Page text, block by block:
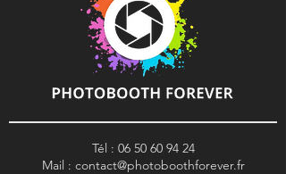
Tél : 06 50 60 94 24
Mail : contact@photoboothforever.fr